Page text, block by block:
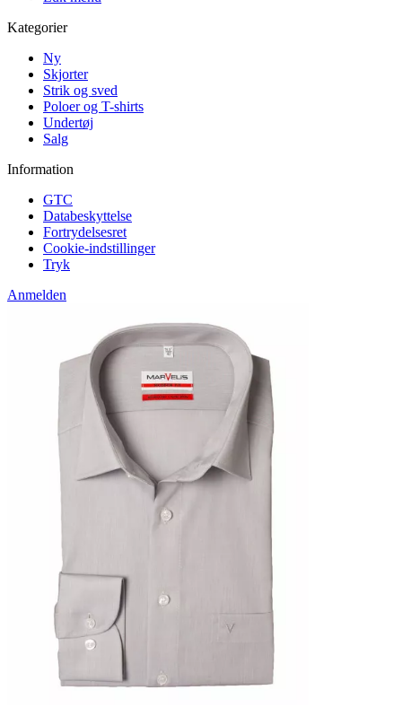
Kategorier
Ny
Skjorter
Strik og sved
Poloer og T-shirts
Undertøj
Salg
Information
GTC
Databeskyttelse
Fortrydelsesret
Cookie-indstillinger
Tryk
Anmelden